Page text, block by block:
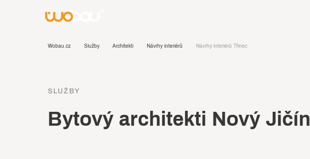
Wobau.cz Služby Architekti Návrhy interiérů Návrhy interiérů Třinec
SLUŽBY
Bytový architekti Nový Jičín